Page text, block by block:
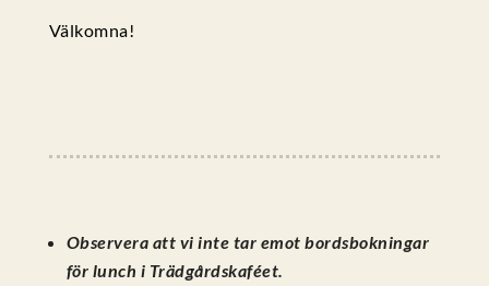
Välkomna!
Observera att vi inte tar emot bordsbokningar
för lunch i Trädgårdskaféet.